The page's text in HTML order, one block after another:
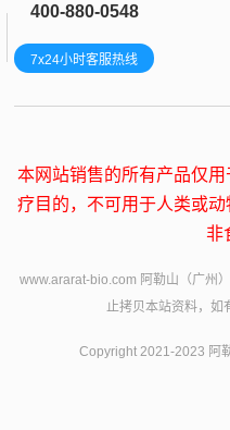
400-880-0548
7x24小时客服热线
本网站销售的所有产品仅
疗目的，不可用于人类或动
非
www.ararat-bio.com 阿勒山（广州
止拷贝本站资料，如
Copyright 2021-2023 阿